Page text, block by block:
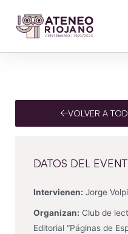
VOLVER A
DATOS DEL
Intervienen: Jorge Volpi
Organizan: Club de
Editorial “Páginas de